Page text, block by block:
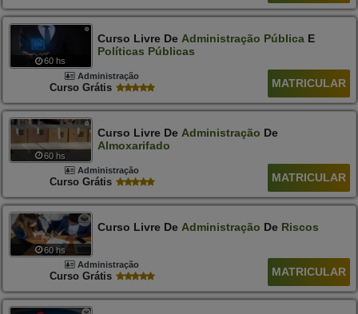
60 hs
Curso Livre De Administração PúblicaE
Políticas Públicas
Administração
Curso Grátis MATRICULAR
60 hs
Curso Livre De Administração De
Almoxarifado
Administração
Curso Grátis MATRICULAR
60 hs
Curso Livre De Administração De Riscos
Administração
Curso Grátis MATRICULAR